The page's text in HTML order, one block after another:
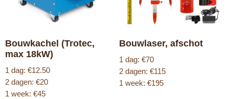
Bouwkachel (Trotec,
max 18kW)
1 dag: €12.50
2 dagen: €20
1 week: €45
Bouwlaser, afschot
1 dag: €70
2 dagen: €115
1 week: €195